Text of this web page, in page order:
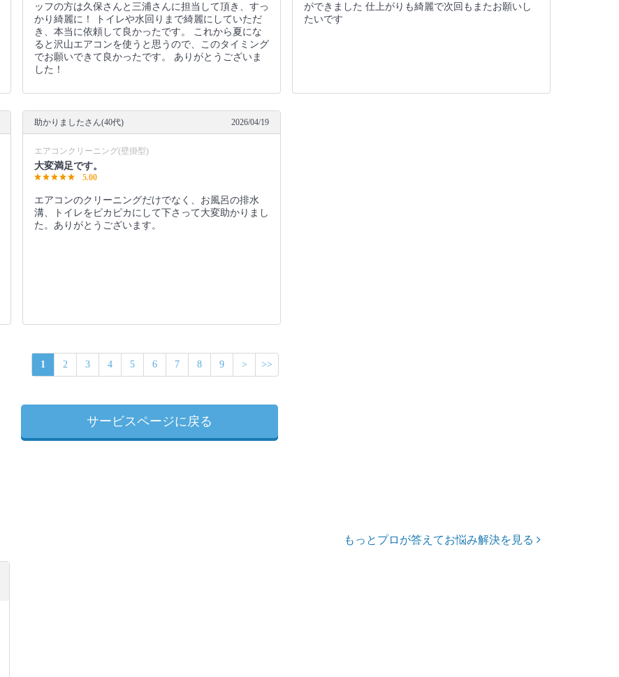
ッフの方は久保さんと三浦さんに担当して頂き、すっ
かり綺麗に！ トイレや水回りまで綺麗にしていただ
き、本当に依頼して良かったです。 これから夏にな
ると沢山エアコンを使うと思うので、このタイミング
でお願いできて良かったです。 ありがとうございま
した！
ができました 仕上がりも綺麗で次回もまたお願いし
たいです
助かりましたさん(40代) 2026/04/19
エアコンクリーニング(壁掛型)
大変満足です。
5.00
エアコンのクリーニングだけでなく、お風呂の排水
溝、トイレをピカピカにして下さって大変助かりまし
た。ありがとうございます。
1 2 3 4 5 6 7 8 9 > >>
サービスページに戻る
もっとプロが答えてお悩み解決を見る